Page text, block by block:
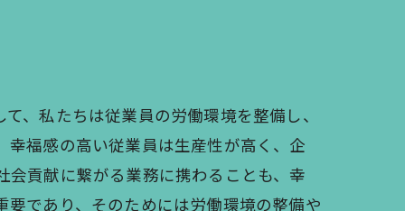
、私たちは従業員の労働環境を整備し、
福感の高い従業員は生産性が高く、企
貢献に繋がる業務に携わることも、幸
であり、そのためには労働環境の整備や